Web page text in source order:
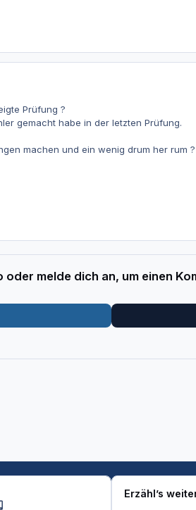
Prüfung ?
gemacht habe in der letzten Prüfung.
machen und ein wenig drum her rum ?
oder melde dich an, um einen
Erzähl’s